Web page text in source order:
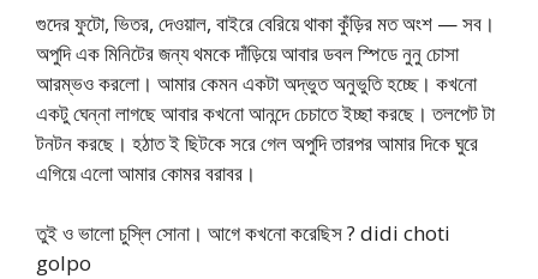
গুদের ফুটো, ভিতর, দেওয়াল, বাইরে বেরিয়ে থাকা কুঁড়ির মত অংশ — সব।
অপুদি এক মিনিটের জন্য থমকে দাঁড়িয়ে আবার ডবল স্পিডে নুনু চোসা
আরম্ভও করলো। আমার কেমন একটা অদ্ভুত অনুভুতি হচ্ছে। কখনো
একটু ঘেন্না লাগছে আবার কখনো আনন্দে চেচাতে ইচ্ছা করছে। তলপেট টা
টনটন করছে। হঠাত ই ছিটকে সরে গেল অপুদি তারপর আমার দিকে ঘুরে
এগিয়ে এলো আমার কোমর বরাবর।
তুই ও ভালো চুস্লি সোনা। আগে কখনো করেছিস ? didi choti
golpo